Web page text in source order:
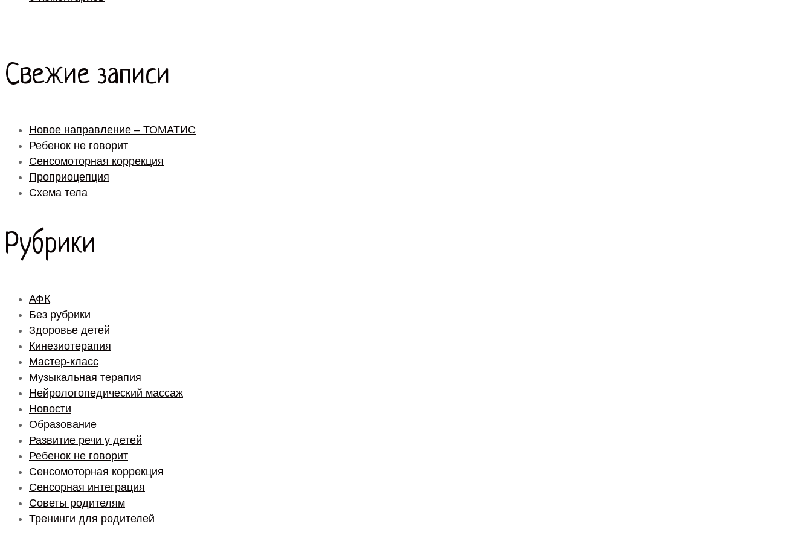
Свежие записи
Новое направление – ТОМАТИС
Ребенок не говорит
Сенсомоторная коррекция
Проприоцепция
Схема тела
Рубрики
АФК
Без рубрики
Здоровье детей
Кинезиотерапия
Мастер-класс
Музыкальная терапия
Нейрологопедический массаж
Новости
Образование
Развитие речи у детей
Ребенок не говорит
Сенсомоторная коррекция
Сенсорная интеграция
Советы родителям
Тренинги для родителей